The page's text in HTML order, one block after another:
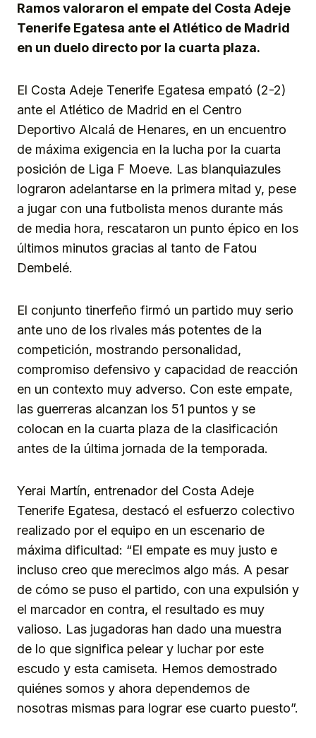
Ramos valoraron el empate del Costa Adeje
Tenerife Egatesa ante el Atlético de Madrid
en un duelo directo por la cuarta plaza.
El Costa Adeje Tenerife Egatesa empató (2-2)
ante el Atlético de Madrid en el Centro
Deportivo Alcalá de Henares, en un encuentro
de máxima exigencia en la lucha por la cuarta
posición de Liga F Moeve. Las blanquiazules
lograron adelantarse en la primera mitad y, pese
a jugar con una futbolista menos durante más
de media hora, rescataron un punto épico en los
últimos minutos gracias al tanto de Fatou
Dembelé.
El conjunto tinerfeño firmó un partido muy serio
ante uno de los rivales más potentes de la
competición, mostrando personalidad,
compromiso defensivo y capacidad de reacción
en un contexto muy adverso. Con este empate,
las guerreras alcanzan los 51 puntos y se
colocan en la cuarta plaza de la clasificación
antes de la última jornada de la temporada.
Yerai Martín, entrenador del Costa Adeje
Tenerife Egatesa, destacó el esfuerzo colectivo
realizado por el equipo en un escenario de
máxima dificultad: “El empate es muy justo e
incluso creo que merecimos algo más. A pesar
de cómo se puso el partido, con una expulsión y
el marcador en contra, el resultado es muy
valioso. Las jugadoras han dado una muestra
de lo que significa pelear y luchar por este
escudo y esta camiseta. Hemos demostrado
quiénes somos y ahora dependemos de
nosotras mismas para lograr ese cuarto puesto”.